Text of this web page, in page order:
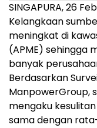
SINGAPURA,26
Kelangkaan
meningkat di
(APME) sehingga
banyak
Berdasarkan
ManpowerGroup,
mengaku
sama dengan